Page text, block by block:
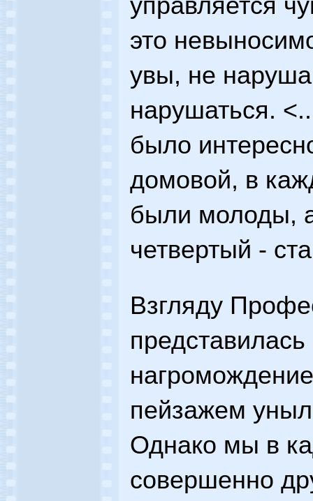
это
увы, не
нарушаться.
было
домовой, в
были молоды,
четвертый -
Взгляду
пейзажем
Однако мы в
совершенно